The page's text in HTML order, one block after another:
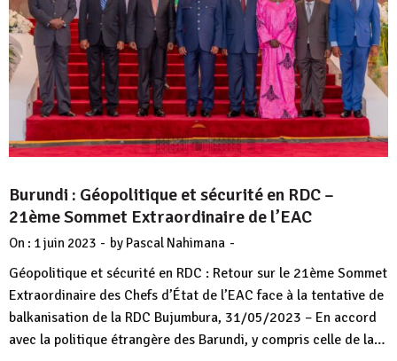
Burundi : Géopolitique et sécurité en RDC –
21ème Sommet Extraordinaire de l’EAC
On : 1 juin 2023 - by Pascal Nahimana -
Géopolitique et sécurité en RDC : Retour sur le 21ème Sommet
Extraordinaire des Chefs d’État de l’EAC face à la tentative de
balkanisation de la RDC Bujumbura, 31/05/2023 – En accord
avec la politique étrangère des Barundi, y compris celle de la…